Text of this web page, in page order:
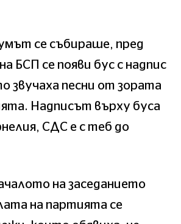
се събираше, пред
БСП се появи бус с надпис
звучаха песни от зората
Надписът върху буса
СДС е с теб до
на заседанието
на партията се